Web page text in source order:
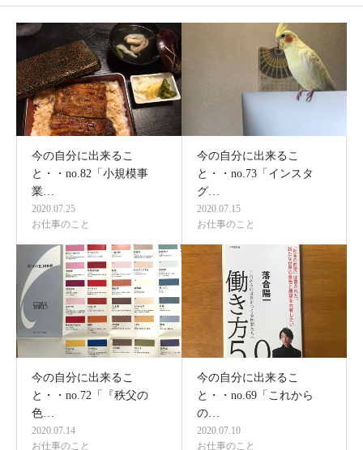
今の自分に出来るこ
と・・no.82「小規模事
業…
2020.07.25
お仕事のこと
今の自分に出来るこ
と・・no.73「インスタ
グ…
2020.07.15
お仕事のこと
今の自分に出来るこ
と・・no.72「『秩父の
色…
2020.07.14
お仕事のこと
今の自分に出来るこ
と・・no.69「これから
の…
2020.07.10
お仕事のこと